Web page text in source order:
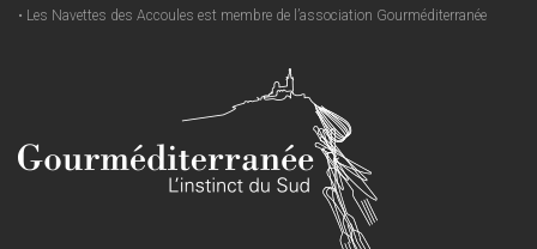
• Les Navettes des Accoules est membre de l’association Gourméditerranée